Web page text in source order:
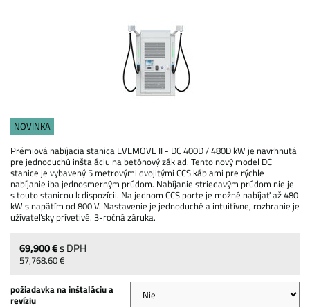
NOVINKA
Prémiová nabíjacia stanica EVEMOVE II - DC 400D / 480D kW je navrhnutá
pre jednoduchú inštaláciu na betónový základ. Tento nový model DC
stanice je vybavený 5 metrovými dvojitými CCS káblami pre rýchle
nabíjanie iba jednosmerným prúdom. Nabíjanie striedavým prúdom nie je
s touto stanicou k dispozícii. Na jednom CCS porte je možné nabíjať až 480
kW s napätím od 800 V. Nastavenie je jednoduché a intuitívne, rozhranie je
užívateľsky prívetivé. 3-ročná záruka.
69,900 €s DPH
57,768.60 €
požiadavka na inštaláciu a
revíziu